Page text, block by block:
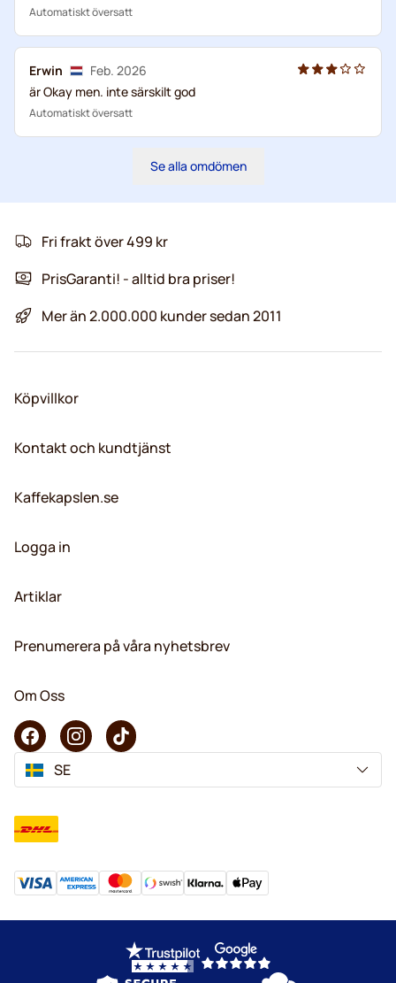
Automatiskt översatt
Erwin
Feb. 2026
är Okay men. inte särskilt god
Automatiskt översatt
Se alla omdömen
Fri frakt över 499 kr
PrisGaranti! - alltid bra priser!
Mer än 2.000.000 kunder sedan 2011
Köpvillkor
Kontakt och kundtjänst
Kaffekapslen.se
Logga in
Artiklar
Prenumerera på våra nyhetsbrev
Om Oss
SE